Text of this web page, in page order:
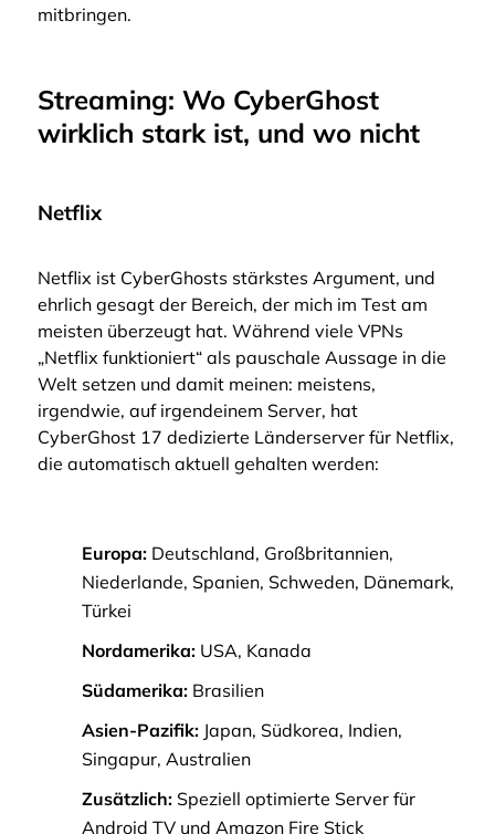
mitbringen.
Streaming: Wo CyberGhost
wirklich stark ist, und wo nicht
Netflix
Netflix ist CyberGhosts stärkstes Argument, und
ehrlich gesagt der Bereich, der mich im Test am
meisten überzeugt hat. Während viele VPNs
„Netflix funktioniert“ als pauschale Aussage in die
Welt setzen und damit meinen: meistens,
irgendwie, auf irgendeinem Server, hat
CyberGhost 17 dedizierte Länderserver für Netflix,
die automatisch aktuell gehalten werden:
Europa:Deutschland, Großbritannien,
Niederlande, Spanien, Schweden, Dänemark,
Türkei
Nordamerika:USA, Kanada
Südamerika:Brasilien
Asien-Pazifik:Japan, Südkorea, Indien,
Singapur, Australien
Zusätzlich:Speziell optimierte Server für
Android TV und Amazon Fire Stick